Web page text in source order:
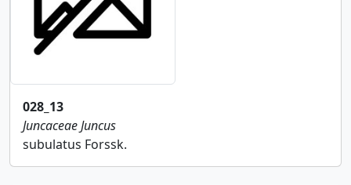
028_13
JuncaceaeJuncus
subulatus Forssk.